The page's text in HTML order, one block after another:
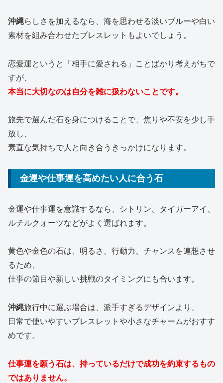
沖縄らしさを加えるなら、海を思わせる淡いブルーや白い
素材を組み合わせたブレスレットもよいでしょう。
恋愛運というと「相手に愛される」ことばかり考えがちで
すが、
本当に大切なのは自分を雑に扱わないことです。
旅先で選んだ石を身につけることで、焦りや不安を少し手
放し、
素直な気持ちで人と向き合うきっかけになります。
金運や仕事運を高めたい人に合う石
金運や仕事運を意識するなら、シトリン、タイガーアイ、
ルチルクォーツなどがよく選ばれます。
黄色や金色の石は、明るさ、行動力、チャンスを連想させ
るため、
仕事の節目や新しい挑戦のタイミングにも合います。
沖縄旅行中に選ぶ場合は、派手すぎるデザインより、
日常で使いやすいブレスレットや小さなチャームがおすす
めです。
仕事運を願う石は、持っているだけで成功を約束するもの
ではありません。